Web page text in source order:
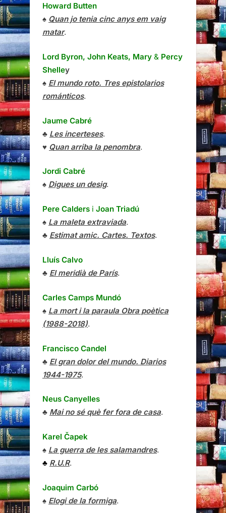
Howard Butten
♠ Quan jo tenia cinc anys em vaig
matar.
Lord Byron, John Keats, Mary & Percy
Shelley
♠ El mundo roto. Tres epistolarios
románticos.
Jaume Cabré
♣ Les incerteses.
♥ Quan arriba la penombra.
Jordi Cabré
♠ Digues un desig.
Pere Calders i Joan Triadú
♠ La maleta extraviada.
♣ Estimat amic. Cartes. Textos.
Lluís Calvo
♣ El meridià de París.
Carles Camps Mundó
♠ La mort i la paraula Obra poètica
(1988-2018).
Francisco Candel
♣ El gran dolor del mundo. Diarios
1944-1975.
Neus Canyelles
♣ Mai no sé què fer fora de casa.
Karel Čapek
♠ La guerra de les salamandres.
♣ R.U.R.
Joaquim Carbó
♠ Elogi de la formiga.